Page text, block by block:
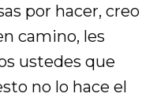
por hacer, creo
camino, les
ustedes que
no lo hace el